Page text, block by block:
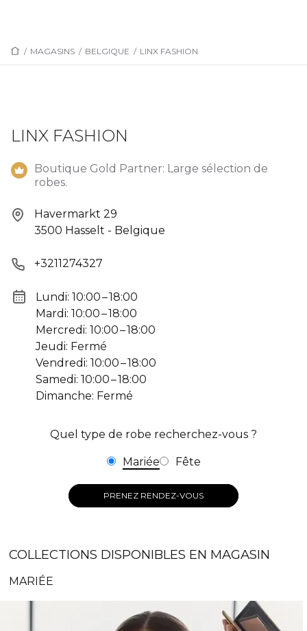
/ MAGASINS / BELGIQUE / LINX FASHION
LINX FASHION
Boutique Gold Partner: Large sélection de
robes.
Havermarkt 29
3500 Hasselt - Belgique
+3211274327
Lundi: 10:00 – 18:00
Mardi: 10:00 – 18:00
Mercredi: 10:00 – 18:00
Jeudi: Fermé
Vendredi: 10:00 – 18:00
Samedi: 10:00 – 18:00
Dimanche: Fermé
Quel type de robe recherchez-vous ?
Mariée Fête
PRENEZ RENDEZ-VOUS
COLLECTIONS DISPONIBLES EN MAGASIN
MARIÉE